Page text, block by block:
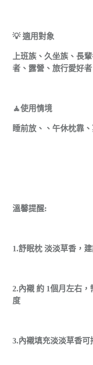
💡 適用對象
上班族、久坐族、長
者、露營、旅行愛好者
🧘‍使用情境
睡前放、、午休枕靠
溫馨提醒:
1.舒眠枕 淡淡草香，
2.內襯 約 1個月左右
度
3.內襯填充淡淡草香可